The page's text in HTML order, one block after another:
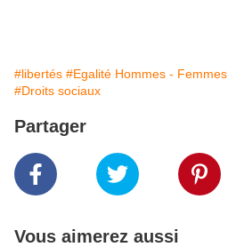
#libertés #Egalité Hommes - Femmes
#Droits sociaux
Partager
Vous aimerez aussi